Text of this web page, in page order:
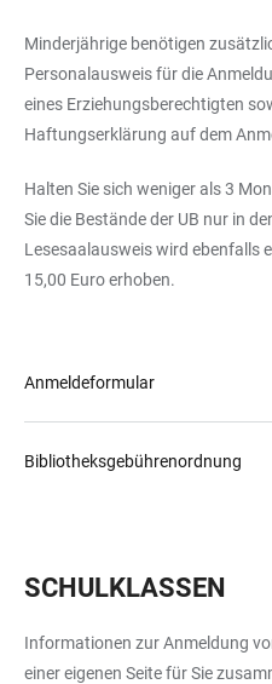
Minderjährige benötigen
Personalausweis für die
eines Erziehungsberechtigten
Haftungserklärung auf dem
Halten Sie sich weniger als 3
Sie die Bestände der UB nur in
Lesesaalausweis wird ebenfalls
15,00 Euro erhoben.
Anmeldeformular
Bibliotheksgebührenordnung
SCHULKLASSEN
Informationen zur Anmeldung
einer eigenen Seite für Sie